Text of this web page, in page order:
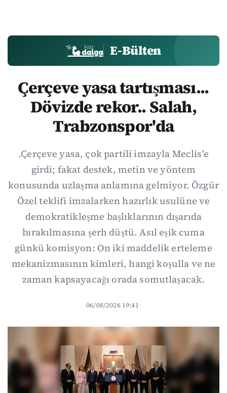
E-Bülten
Çerçeve yasa tartışması...
Dövizde rekor.. Salah,
Trabzonspor'da
.Çerçeve yasa, çok partili imzayla Meclis'e
girdi; fakat destek, metin ve yöntem
konusunda uzlaşma anlamına gelmiyor. Özgür
Özel teklifi imzalarken hazırlık usulüne ve
demokratikleşme başlıklarının dışarıda
bırakılmasına şerh düştü. Asıl eşik cuma
günkü komisyon: On iki maddelik erteleme
mekanizmasının kimleri, hangi koşulla ve ne
zaman kapsayacağı orada somutlaşacak.
06/08/2026 19:41·